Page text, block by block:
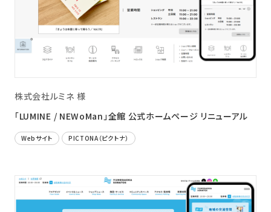
株式会社ルミネ 様
「LUMINE / NEWoMan」全館 公式ホームページ リニューアル
Webサイト PICTONA（ピクトナ）